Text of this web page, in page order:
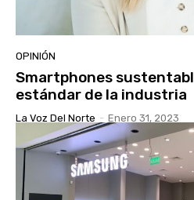
OPINIÓN
Smartphones
estándar de la industria
La Voz Del Norte - Enero 31, 2023